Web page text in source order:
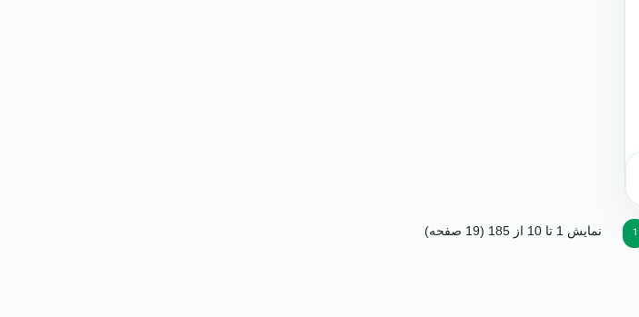
1 نمایش 1 تا 10 از 185 (19 صفحه)